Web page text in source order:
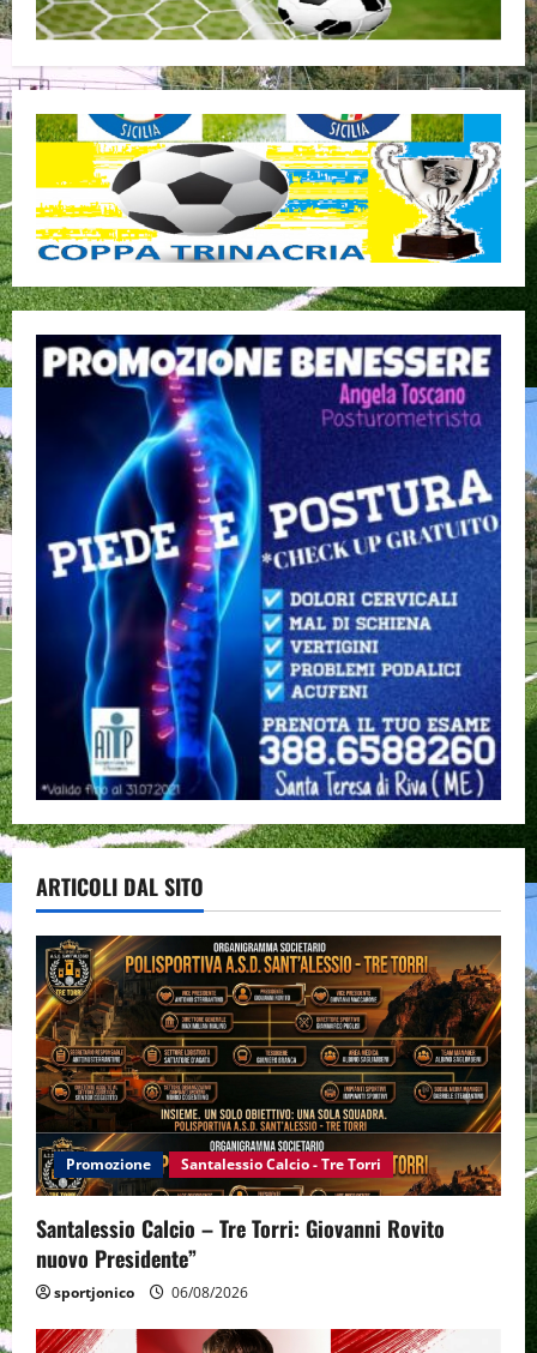
ARTICOLI DAL SITO
Promozione Santalessio Calcio - Tre Torri
Santalessio Calcio – Tre Torri: Giovanni Rovito
nuovo Presidente”
sportjonico 06/08/2026